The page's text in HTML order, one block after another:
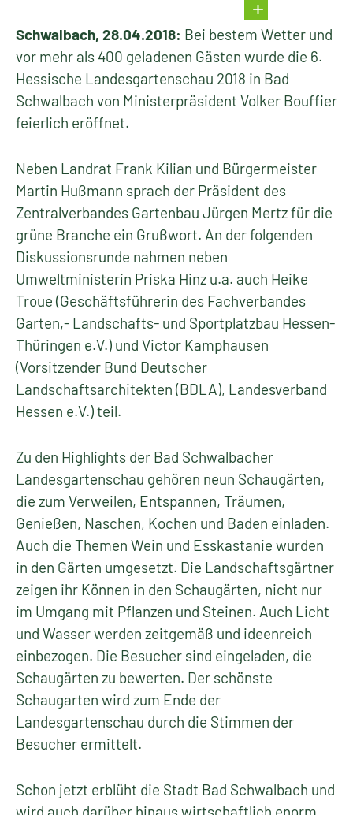
Schwalbach, 28.04.2018: Bei bestem Wetter und
vor mehr als 400 geladenen Gästen wurde die 6.
Hessische Landesgartenschau 2018 in Bad
Schwalbach von Ministerpräsident Volker Bouffier
feierlich eröffnet.
Neben Landrat Frank Kilian und Bürgermeister
Martin Hußmann sprach der Präsident des
Zentralverbandes Gartenbau Jürgen Mertz für die
grüne Branche ein Grußwort. An der folgenden
Diskussionsrunde nahmen neben
Umweltministerin Priska Hinz u.a. auch Heike
Troue (Geschäftsführerin des Fachverbandes
Garten,- Landschafts- und Sportplatzbau Hessen-
Thüringen e.V.) und Victor Kamphausen
(Vorsitzender Bund Deutscher
Landschaftsarchitekten (BDLA), Landesverband
Hessen e.V.) teil.
Zu den Highlights der Bad Schwalbacher
Landesgartenschau gehören neun Schaugärten,
die zum Verweilen, Entspannen, Träumen,
Genießen, Naschen, Kochen und Baden einladen.
Auch die Themen Wein und Esskastanie wurden
in den Gärten umgesetzt. Die Landschaftsgärtner
zeigen ihr Können in den Schaugärten, nicht nur
im Umgang mit Pflanzen und Steinen. Auch Licht
und Wasser werden zeitgemäß und ideenreich
einbezogen. Die Besucher sind eingeladen, die
Schaugärten zu bewerten. Der schönste
Schaugarten wird zum Ende der
Landesgartenschau durch die Stimmen der
Besucher ermittelt.
Schon jetzt erblüht die Stadt Bad Schwalbach und